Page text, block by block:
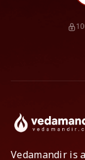
Vedamandir is